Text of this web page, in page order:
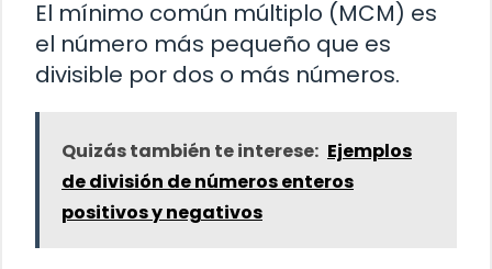
El mínimo común múltiplo (MCM) es
el número más pequeño que es
divisible por dos o más números.
Quizás también te interese: Ejemplos
de división de números enteros
positivos y negativos